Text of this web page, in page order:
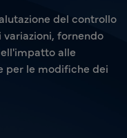
del controllo
fornendo
alle
per le modifiche dei